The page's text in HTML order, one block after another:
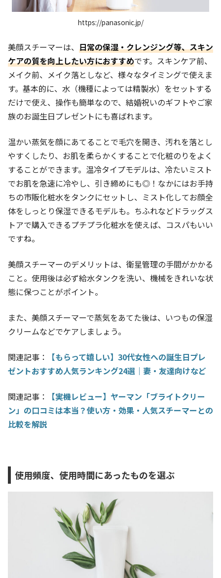
https://panasonic.jp/
美顔スチーマーは、 日常の保湿・クレンジング等、スキン
ケアの質を向上したい方におすすめです。スキンケア前、
メイク前、メイク落としなど、様々なタイミングで使えま
す。基本的に、水（機種によっては精製水）をセットする
だけで使え、操作も簡単なので、結婚祝いのギフトやご家
族のお誕生日プレゼントにも喜ばれます。
温かい蒸気を顔にあてることで毛穴を開き、汚れを落とし
やすくしたり、お肌を柔らかくすることで化粧のりをよく
することができます。温冷タイプモデルは、冷たいミスト
でお肌を急速に冷やし、引き締めにも◎！なかにはお手持
ちの市販化粧水をタンクにセットし、ミスト化してお顔全
体をしっとり保湿できるモデルも。ちふれなどドラッグス
トアで購入できるプチプラ化粧水を使えば、コスパもいい
ですね。
美顔スチーマーのデメリットは、衛星管理の手間がかかる
こと。使用後は必ず給水タンクを洗い、機械をきれいな状
態に保つことがポイント。
また、美顔スチーマーで蒸気をあてた後は、いつもの保湿
クリームなどでケアしましょう。
関連記事：
【もらって嬉しい】30代女性への誕生日プレ
ゼントおすすめ人気ランキング24選｜妻・友達向けなど
関連記事：
【実機レビュー】ヤーマン「ブライトクリー
ン」の口コミは本当？使い方・効果・人気スチーマーとの
比較を解説
使用頻度、使用時間にあったものを選ぶ